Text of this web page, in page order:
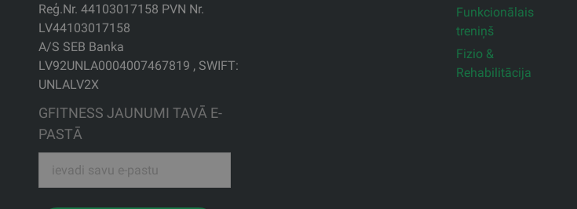
Reģ.Nr. 44103017158 PVN Nr.
LV44103017158
A/S SEB Banka
LV92UNLA0004007467819 , SWIFT:
UNLALV2X
GFITNESS JAUNUMI TAVĀ E-
PASTĀ
Funkcionālais
treniņš
Fizio &
Rehabilitācija